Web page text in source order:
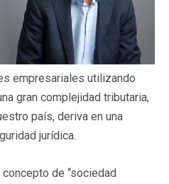
empresariales utilizando
gran complejidad tributaria,
país, deriva en una
jurídica.
de “sociedad